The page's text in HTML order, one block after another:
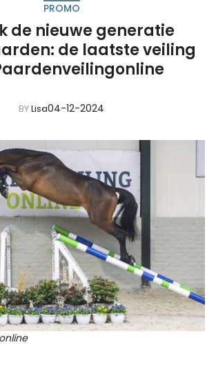
PROMO
de nieuwe generatie
de laatste veiling
BYLisa04-12-2024